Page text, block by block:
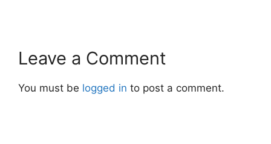
Leave a Comment
You must be logged in to post a comment.